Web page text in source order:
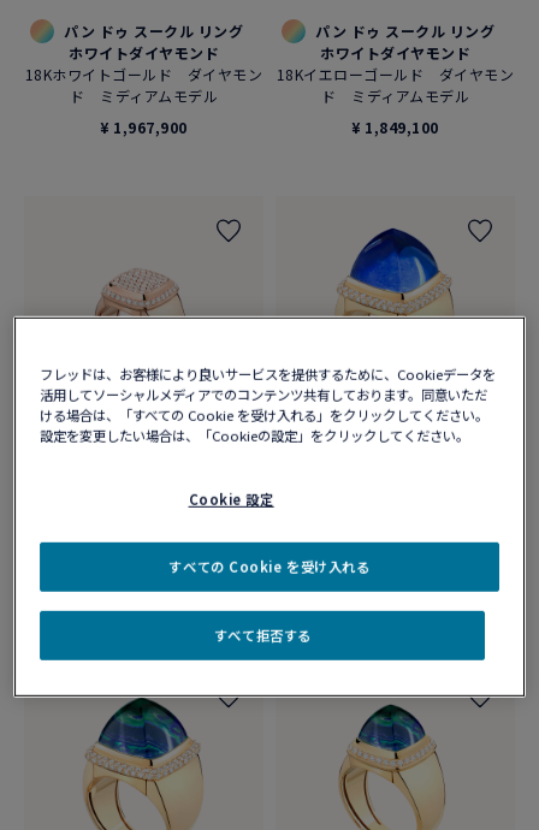
パン ドゥ スークル リング
ホワイトダイヤモンド
18Kホワイトゴールド ダイヤモン
ド ミディアムモデル
¥ 1,967,900
パン ドゥ スークル リング
ホワイトダイヤモンド
18Kイエローゴールド ダイヤモン
ド ミディアムモデル
¥ 1,849,100
パン ドゥ スークル リング
18Kピンクゴールド ダイヤモン
ド ミディアムモデル
¥ 1,719,300
18Kイエローゴールド ラージモデ
¥ 1,823,800
フレッドは、お客様により良いサービスを提供するために、Cookieデータを
活用してソーシャルメディアでのコンテンツ共有しております。同意いただ
ける場合は、「すべての Cookie を受け入れる」をクリックしてください。
設定を変更したい場合は、「Cookieの設定」をクリックしてください。
Cookie 設定
すべて拒否する
すべての Cookie を受け入れる